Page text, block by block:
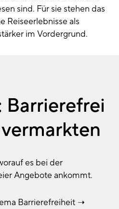
sind. Für sie stehen das
Reiseerlebnisse als
im Vordergrund.
Barrierefrei
es bei der
Angebote ankommt.
Barrierefreiheit